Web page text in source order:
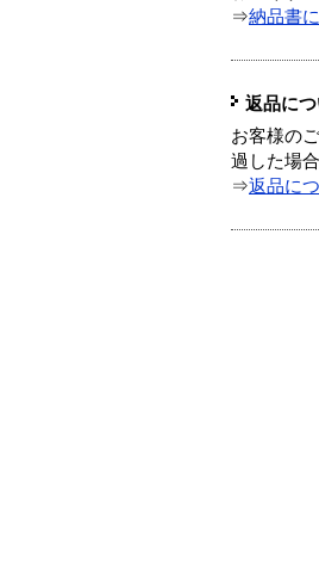
⇒納品書
返品に
お客様の
過した場
⇒返品に